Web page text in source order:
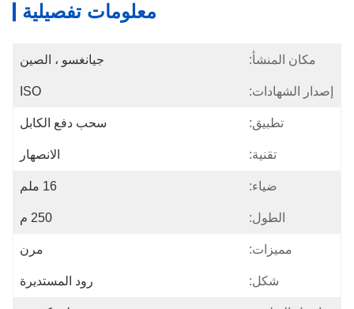
معلومات تفصيلية
مكان المنشأ: جيانغسو ، الصين
إصدار الشهادات: ISO
تطبيق: سحب دفع الكابل
تقنية: الانصهار
ضياء: 16 ملم
الطول: 250 م
مميزات: مرن
شكل: رود المستديرة